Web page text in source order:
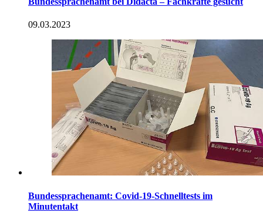
09.03.2023
Bundessprachenamt: Covid-19-Schnelltests im
Minutentakt